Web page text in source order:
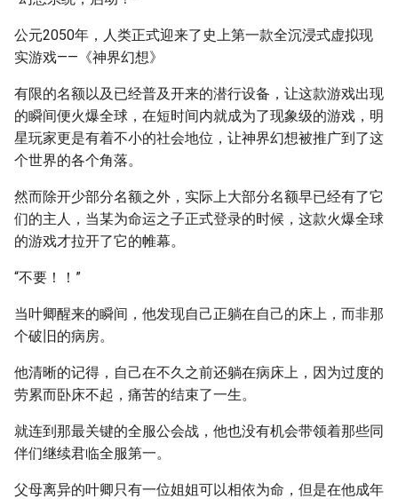
公元2050年，人类正式迎来了史上第一款全沉浸式虚拟现
实游戏——《神界幻想》
有限的名额以及已经普及开来的潜行设备，让这款游戏出现
的瞬间便火爆全球，在短时间内就成为了现象级的游戏，明
星玩家更是有着不小的社会地位，让神界幻想被推广到了这
个世界的各个角落。
然而除开少部分名额之外，实际上大部分名额早已经有了它
们的主人，当某为命运之子正式登录的时候，这款火爆全球
的游戏才拉开了它的帷幕。
“不要！！”
当叶卿醒来的瞬间，他发现自己正躺在自己的床上，而非那
个破旧的病房。
他清晰的记得，自己在不久之前还躺在病床上，因为过度的
劳累而卧床不起，痛苦的结束了一生。
就连到那最关键的全服公会战，他也没有机会带领着那些同
伴们继续君临全服第一。
父母离异的叶卿只有一位姐姐可以相依为命，但是在他成年